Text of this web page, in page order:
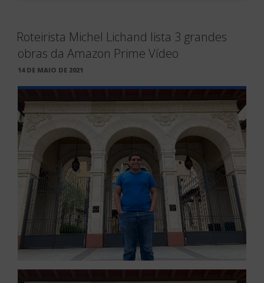
Roteirista Michel Lichand lista 3 grandes
obras da Amazon Prime Vídeo
PUBLICADO
14 DE MAIO DE 2021